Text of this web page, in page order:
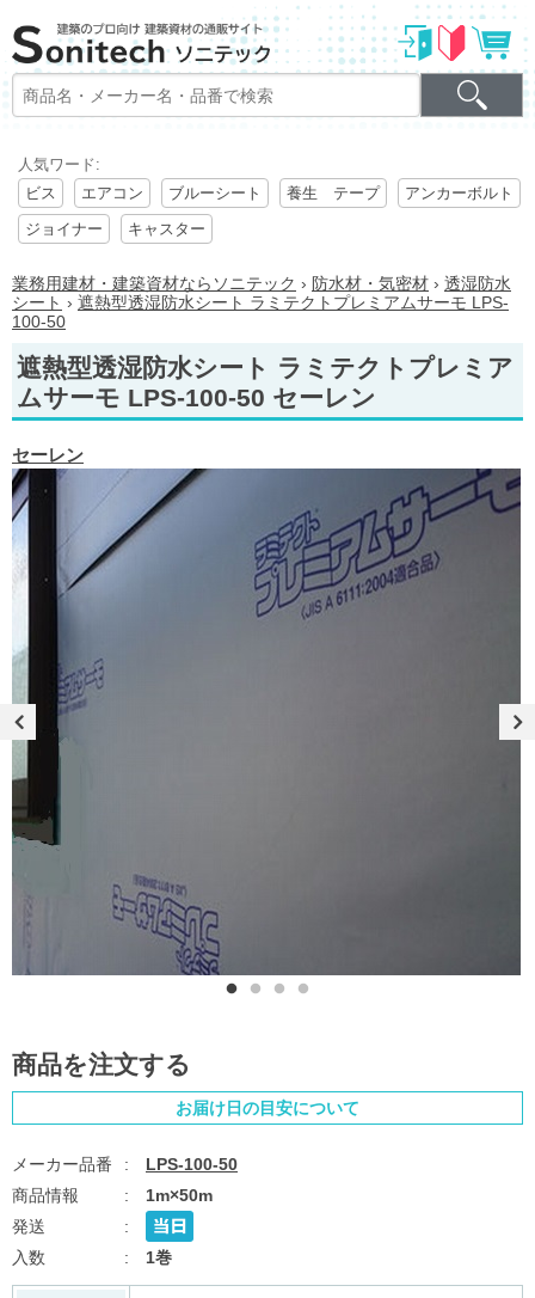
人気ワード:
ビス
エアコン ブルーシート 養生 テープ
アンカーボルト
ジョイナー
キャスター
業務用建材・建築資材ならソニテック › 防水材・気密材 › 透湿防水
シート › 遮熱型透湿防水シート ラミテクトプレミアムサーモ LPS-
100-50
遮熱型透湿防水シート ラミテクトプレミア
ムサーモ LPS-100-50 セーレン
セーレン
商品を注文する
お届け日の目安について
LPS-100-50
1m×50m
1巻